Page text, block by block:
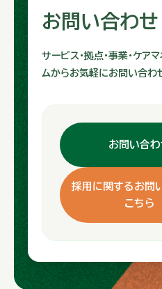
お問い合わせ
サービス・拠点・事業・ケア
ムからお気軽にお問い合わ
お問い合わ
採用に関するお問
こちら